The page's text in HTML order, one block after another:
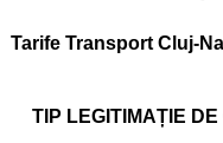
Tarife Transport Cluj-
TIP LEGITIMAȚIE